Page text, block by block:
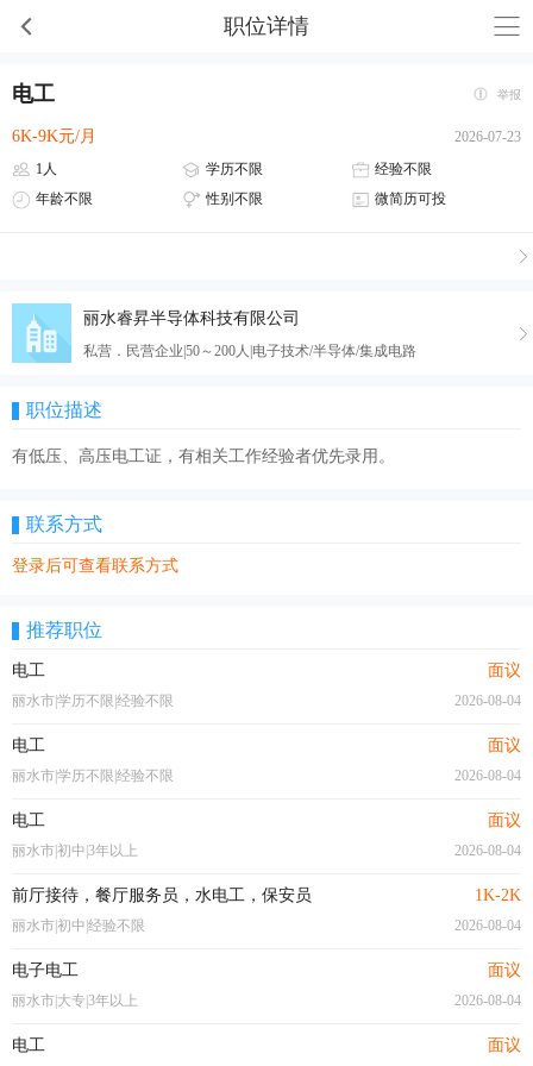
职位详情
电工 举报
6K-9K元/月
2026-07-23
1人
学历不限
经验不限
年龄不限
性别不限 微简历可投
丽水睿昇半导体科技有限公司
私营．民营企业|50～200人|电子技术/半导体/集成电路
职位描述
有低压、高压电工证，有相关工作经验者优先录用。
联系方式
登录后可查看联系方式
推荐职位
电工 面议
丽水市|学历不限|经验不限 2026-08-04
电工 面议
丽水市|学历不限|经验不限 2026-08-04
电工 面议
丽水市|初中|3年以上 2026-08-04
前厅接待，餐厅服务员，水电工，保安员 1K-2K
丽水市|初中|经验不限 2026-08-04
电子电工 面议
丽水市|大专|3年以上 2026-08-04
电工 面议